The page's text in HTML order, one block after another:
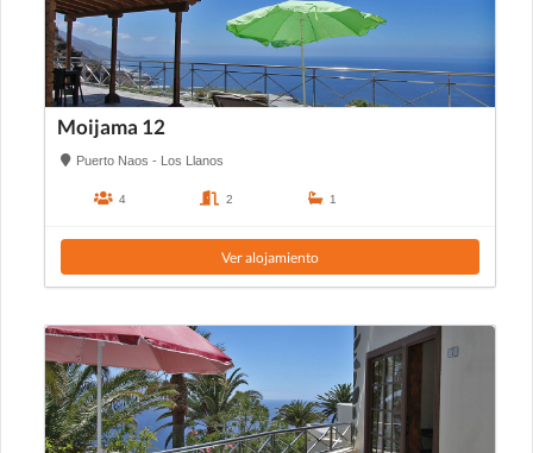
Moijama 12
Puerto Naos - Los Llanos
4 2 1
Ver alojamiento